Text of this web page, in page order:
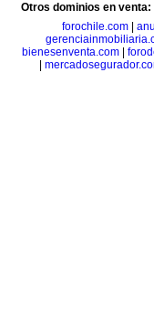
Otros dominios en venta:
forochile.com|
bienesenventa.com